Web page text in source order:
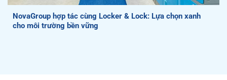
NovaGroup hợp tác cùng Locker & Lock: Lựa chọn xanh
cho môi trường bền vững